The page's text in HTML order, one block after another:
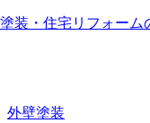
外壁塗装